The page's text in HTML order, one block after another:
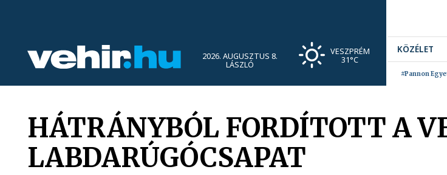
2026. AUGUSZTUS 8.
LÁSZLÓ
VESZPRÉM
31°C
KÖZÉLET
#Pannon
HÁTRÁNYBÓL FORDÍTOTT A
LABDARÚGÓCSAPAT